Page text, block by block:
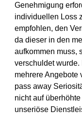
Genehmigung
individuellen Loss
empfohlen, den
da dieser in den
aufkommen muss,
verschuldet wurde.
mehrere Angebote
pass away
nicht auf
unseriöse